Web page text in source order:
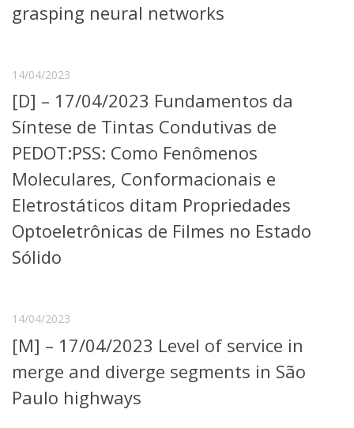
Graduação
Cursos de Extensão
Pesquisa e Inovação
Linhas de Pesquisa
Centros, Núcleos e Projetos em Rede
Pós-doutorado
Iniciação Científica
Transferência de Tecnologia
Empresas Juniores
Extensão à Comunidade
Projetos, Programas e Cursos
Artes, Cultura e Esportes
Apoio ao Estudante
Segurança, Trânsito e Prevenção
RH, Administrativo e Financeiro
Outros serviços
grasping neural networks
14/04/2023
[D] – 17/04/2023 Fundamentos da
Síntese de Tintas Condutivas de
PEDOT:PSS: Como Fenômenos
Moleculares, Conformacionais e
Eletrostáticos ditam Propriedades
Optoeletrônicas de Filmes no Estado
Sólido
14/04/2023
[M] – 17/04/2023 Level of service in
merge and diverge segments in São
Paulo highways